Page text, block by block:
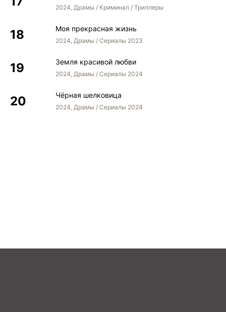
2024, Драмы / Криминал / Триллеры
Моя прекрасная жизнь
2024, Драмы / Сериалы 2023
Земля красивой любви
2024, Драмы / Сериалы 2024
Чёрная шелковица
2024, Драмы / Сериалы 2024